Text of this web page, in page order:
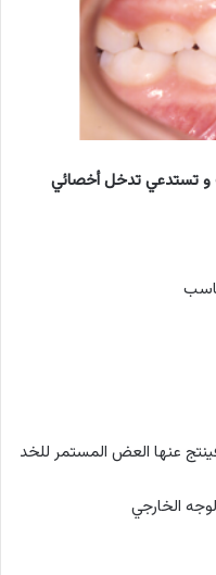
و تستدعي تدخل أخصائي
عنها العض المستمر للخد
الخارجي